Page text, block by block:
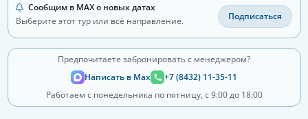
Сообщим в MAX о новых датах
Выберите этот тур или всё направление.
Подписаться
Предпочитаете забронировать с менеджером?
Написать в Max
+7 (8432) 11-35-11
Работаем с понедельника по пятницу, с 9:00 до 18:00